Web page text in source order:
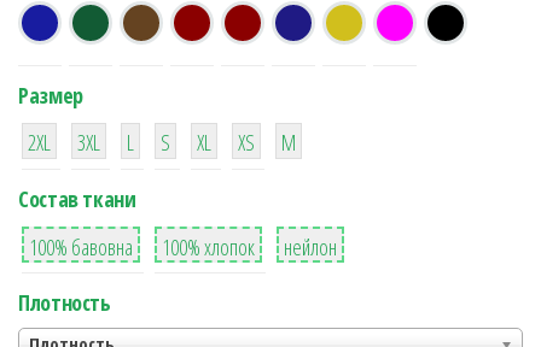
Размер
38
2XL
16
3XL
42
L
42
S
42
XL XS
М
Состав ткани
8
100% бавовна
36
100% хлопок
2
нейлон
Плотность